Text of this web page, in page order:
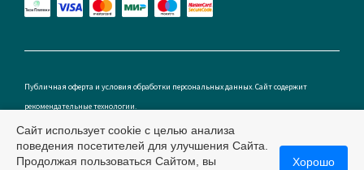
Публичная оферта и условия обработки персональных данных. Сайт содержит
рекомендательные технологии.
Сайт использует cookie с целью анализа
поведения посетителей для улучшения Сайта.
Продолжая пользоваться Сайтом, вы
Хорошо